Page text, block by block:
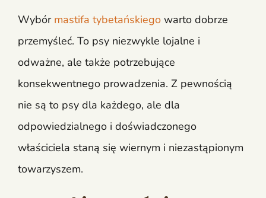
Wybór mastifa tybetańskiego warto dobrze
przemyśleć. To psy niezwykle lojalne i
odważne, ale także potrzebujące
konsekwentnego prowadzenia. Z pewnością
nie są to psy dla każdego, ale dla
odpowiedzialnego i doświadczonego
właściciela staną się wiernym i niezastąpionym
towarzyszem.